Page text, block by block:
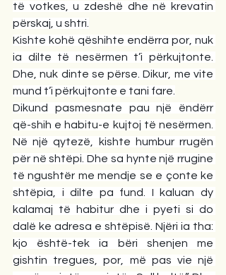
të votkes, u zdeshë dhe në krevatin
përskaj, u shtri.
Kishte kohë qëshihte endërra por, nuk
ia dilte të nesërmen t’i përkujtonte.
Dhe, nuk dinte se përse. Dikur, me vite
mund t’i përkujtonte e tani fare.
Dikund pasmesnate pau një ëndërr
që-shih e habitu-e kujtoj të nesërmen.
Në një qytezë, kishte humbur rrugën
për në shtëpi. Dhe sa hynte një rrugine
të ngushtër me mendje se e çonte ke
shtëpia, i dilte pa fund. I kaluan dy
kalamaj të habitur dhe i pyeti si do
dalë ke adresa e shtëpisë. Njëri ia tha:
kjo është-tek ia bëri shenjen me
gishtin tregues, por, më pas vie një